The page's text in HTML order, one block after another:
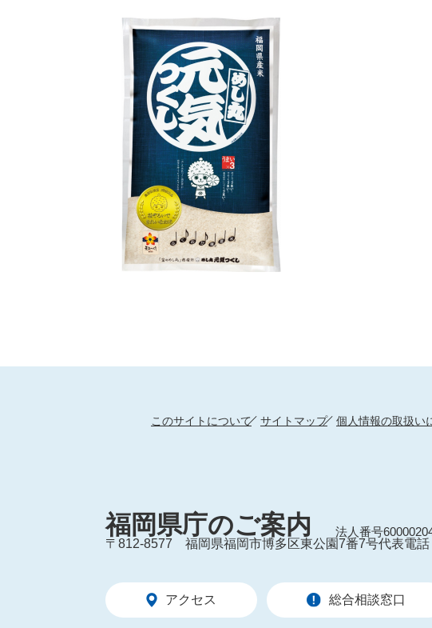
このサイトについて サイトマップ 個人情報の取扱い
福岡県庁のご案内
法人番号
〒812-8577
福岡県福岡市博多区東公園7番7号代表電
アクセス 総合相談窓口